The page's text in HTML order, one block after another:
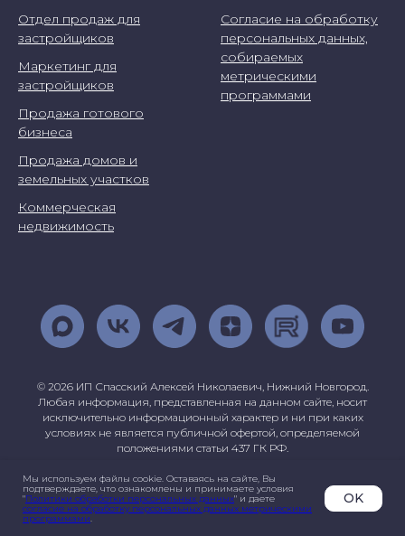
Мы используем файлы cookie. Оставаясь на сайте, Вы
подтверждаете, что ознакомлены и принимаете условия
"Политики обработки персональных данных" и даете
согласие на обработку персональных данных метрическими
программами.
OK
Отдел продаж для
застройщиков
Маркетинг для
застройщиков
Продажа готового
бизнеса
Продажа домов и
земельных участков
Коммерческая
недвижимость
Согласие на обработку
персональных данных,
собираемых
метрическими
программами
© 2026 ИП Спасский Алексей Николаевич, Нижний Новгород.
Любая информация, представленная на данном сайте, носит
исключительно информационный характер и ни при каких
условиях не является публичной офертой, определяемой
положениями статьи 437 ГК РФ.